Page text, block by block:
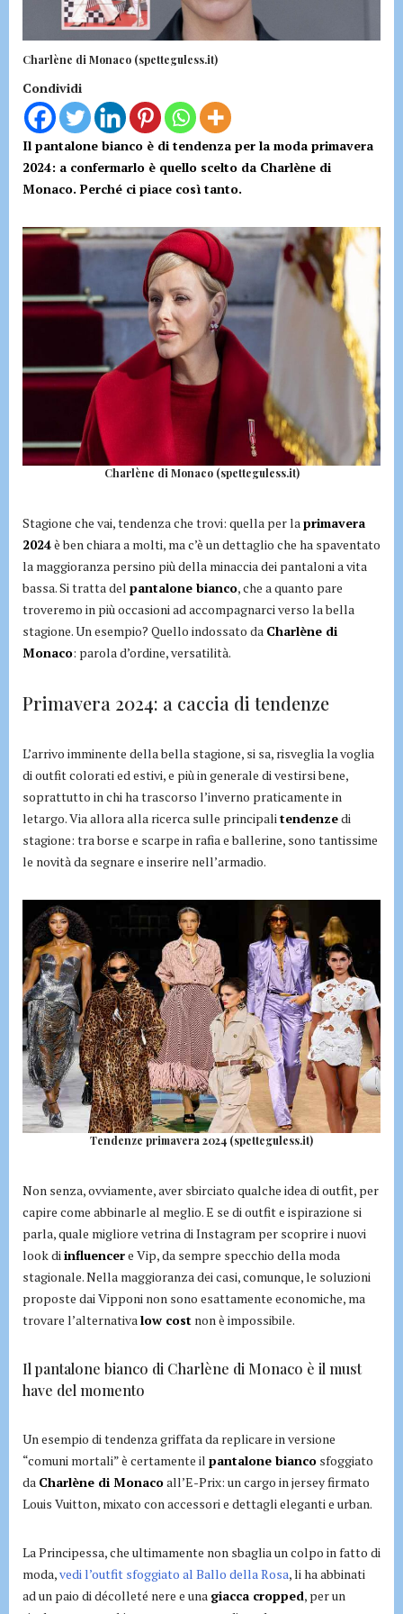
Charlène di Monaco (spetteguless.it)
Condividi
Il pantalone bianco è di tendenza per la moda primavera
2024: a confermarlo è quello scelto da Charlène di
Monaco. Perché ci piace così tanto.
Charlène di Monaco (spetteguless.it)
Stagione che vai, tendenza che trovi: quella per laprimavera
2024è ben chiara a molti, ma c’è un dettaglio che ha spaventato
la maggioranza persino più della minaccia dei pantaloni a vita
bassa. Si tratta del pantalone bianco, che a quanto pare
troveremo in più occasioni ad accompagnarci verso la bella
stagione. Un esempio? Quello indossato da Charlène di
Monaco: parola d’ordine, versatilità.
Primavera 2024: a caccia di tendenze
L’arrivo imminente della bella stagione, si sa, risveglia la voglia
di outfit colorati ed estivi, e più in generale di vestirsi bene,
soprattutto in chi ha trascorso l’inverno praticamente in
letargo. Via allora alla ricerca sulle principalitendenzedi
stagione: tra borse e scarpe in rafia e ballerine, sono tantissime
le novità da segnare e inserire nell’armadio.
Tendenze primavera 2024 (spetteguless.it)
Non senza, ovviamente, aver sbirciato qualche idea di outfit, per
capire come abbinarle al meglio. E se di outfit e ispirazione si
parla, quale migliore vetrina di Instagram per scoprire i nuovi
look di influencere Vip, da sempre specchio della moda
stagionale. Nella maggioranza dei casi, comunque, le soluzioni
proposte dai Vipponi non sono esattamente economiche, ma
trovare l’alternativa low cost non è impossibile.
Il pantalone bianco di Charlène di Monaco è il must
have del momento
Un esempio di tendenza griffata da replicare in versione
“comuni mortali” è certamente il pantalone bianco sfoggiato
da Charlène di Monacoall’E-Prix: un cargo in jersey firmato
Louis Vuitton, mixato con accessori e dettagli eleganti e urban.
La Principessa, che ultimamente non sbaglia un colpo in fatto di
moda,vedi l’outfit sfoggiato al Ballo della Rosa, li ha abbinati
ad un paio di décolleté nere e una giacca cropped, per un